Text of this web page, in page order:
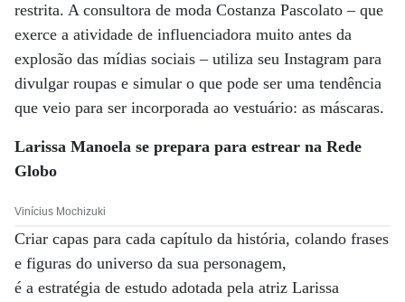
restrita. A consultora de moda Costanza Pascolato – que
exerce a atividade de influenciadora muito antes da
explosão das mídias sociais – utiliza seu Instagram para
divulgar roupas e simular o que pode ser uma tendência
que veio para ser incorporada ao vestuário: as máscaras.
Larissa Manoela se prepara para estrear na Rede
Globo
Vinícius Mochizuki
Criar capas para cada capítulo da história, colando frases
e figuras do universo da sua personagem,
é a estratégia de estudo adotada pela atriz Larissa